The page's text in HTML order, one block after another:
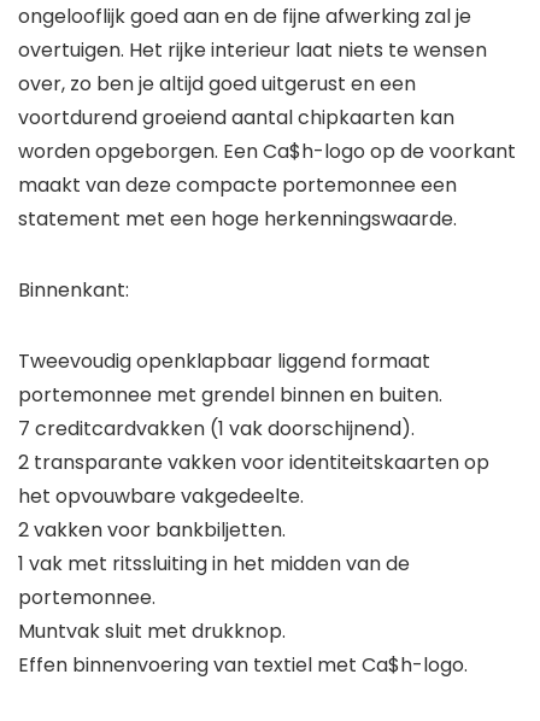
ongelooflijk goed aan en de fijne afwerking zal je
overtuigen. Het rijke interieur laat niets te wensen
over, zo ben je altijd goed uitgerust en een
voortdurend groeiend aantal chipkaarten kan
worden opgeborgen. Een Ca$h-logo op de voorkant
maakt van deze compacte portemonnee een
statement met een hoge herkenningswaarde.
Binnenkant:
Tweevoudig openklapbaar liggend formaat
portemonnee met grendel binnen en buiten.
7 creditcardvakken (1 vak doorschijnend).
2 transparante vakken voor identiteitskaarten op
het opvouwbare vakgedeelte.
2 vakken voor bankbiljetten.
1 vak met ritssluiting in het midden van de
portemonnee.
Muntvak sluit met drukknop.
Effen binnenvoering van textiel met Ca$h-logo.